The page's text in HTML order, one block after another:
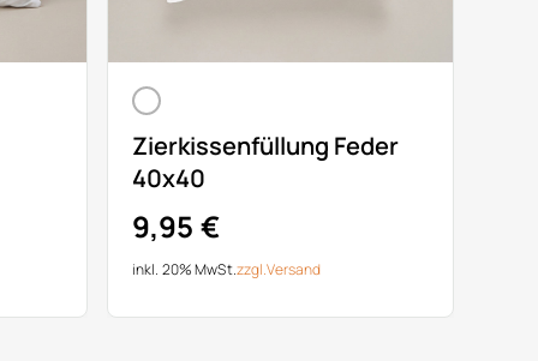
Zierkissenfüllung Feder
40x40
9,95 €
inkl. 20% MwSt.zzgl.Versand